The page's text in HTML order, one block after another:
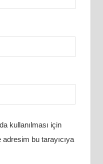
kullanılması için
bu tarayıcıya